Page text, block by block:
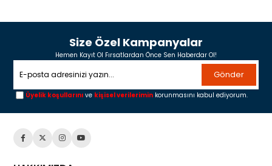
Size Özel Kampanyalar
Hemen Kayıt Ol Fırsatlardan Önce Sen Haberdar Ol!
Gönder
Üyelik koşullarını ve kişisel verilerimin korunmasını kabul ediyorum.